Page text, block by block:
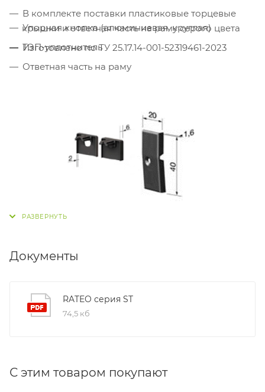
В комплекте поставки пластиковые торцевые
крышки и ответная часть на раму серого цвета
Изготовлено по ТУ 25.17.14-001-52319461-2023
Упорная кнопка (алюминиевая, круглая)
ТЭП-уплотнитель
Ответная часть на раму
Документы
RATEO серия ST
74,5 кб
С этим товаром покупают